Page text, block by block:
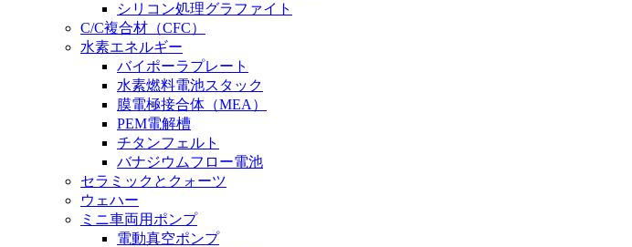
シリコン処理グラファイト
C/C複合材（CFC）
水素エネルギー
バイポーラプレート
水素燃料電池スタック
膜電極接合体（MEA）
PEM電解槽
チタンフェルト
バナジウムフロー電池
セラミックとクォーツ
ウェハー
ミニ車両用ポンプ
電動真空ポンプ